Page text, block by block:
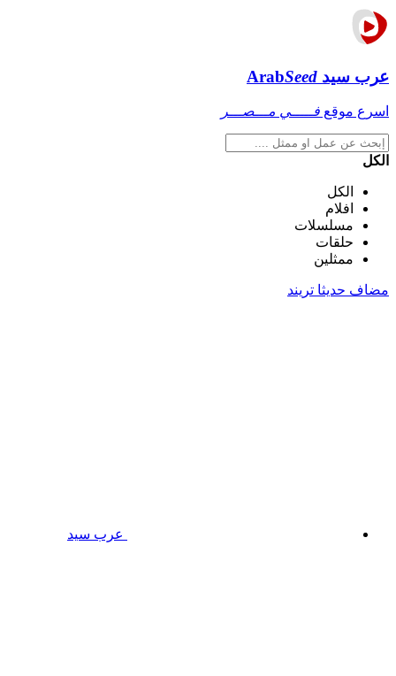
عرب سيد ArabSeed
اسرع موقع فـــــي مـــصـــر
الكل
الكل
افلام
مسلسلات
حلقات
ممثلين
مضاف حديثا تريند
عرب سيد